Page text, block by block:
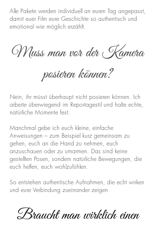
Alle Pakete werden individuell an euren Tag angepasst,
damit euer Film eure Geschichte so authentisch und
emotional wie möglich erzählt.
Muss man vor der Kamera
posieren können?
Nein, ihr müsst überhaupt nicht posieren können. Ich
arbeite überwiegend im Reportagestil und halte echte,
natürliche Momente fest.
Manchmal gebe ich euch kleine, einfache
Anweisungen – zum Beispiel kurz gemeinsam zu
gehen, euch an die Hand zu nehmen, euch
anzuschauen oder zu umarmen. Das sind keine
gestellten Posen, sondern natürliche Bewegungen, die
euch helfen, euch wohlzufühlen.
So entstehen authentische Aufnahmen, die echt wirken
und eure Verbindung zueinander zeigen
Braucht man wirklich einen